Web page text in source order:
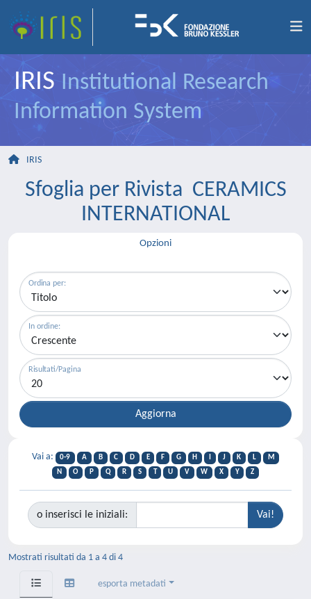
IRIS Institutional Research
Information System
IRIS
Sfoglia per Rivista CERAMICS
INTERNATIONAL
Opzioni
Ordina per:
In ordine:
Risultati/Pagina
Vai a: 0-9 A B C D E F G H J K L
M
N
O P Q R S T U V W X Y Z
o inserisci le iniziali:
Mostrati risultati da 1 a 4 di 4
esporta metadati